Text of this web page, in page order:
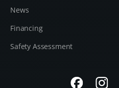
News
Financing
Safety Assessment